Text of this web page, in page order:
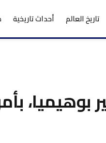
تاريخ العالم أحداث تاريخية
بوهيميا،